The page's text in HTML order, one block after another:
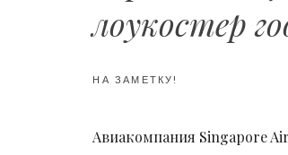
лоукостер
НА ЗАМЕТКУ!
Авиакомпания Singapore